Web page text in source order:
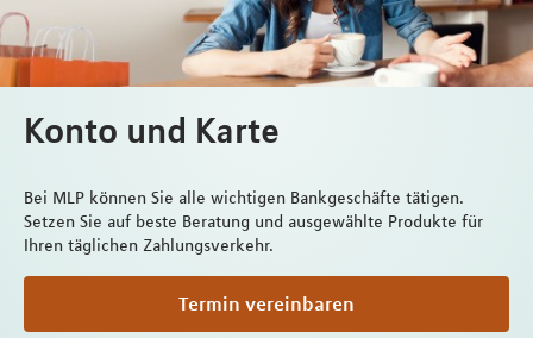
Konto und Karte
Bei MLP können Sie alle wichtigen Bankgeschäfte tätigen.
Setzen Sie auf beste Beratung und ausgewählte Produkte für
Ihren täglichen Zahlungsverkehr.
Termin vereinbaren